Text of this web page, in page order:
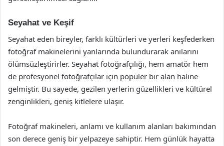
Seyahat ve Keşif
Seyahat eden bireyler, farklı kültürleri ve yerleri keşfederken
fotoğraf makinelerini yanlarında bulundurarak anılarını
ölümsüzleştirirler. Seyahat fotoğrafçılığı, hem amatör hem
de profesyonel fotoğrafçılar için popüler bir alan haline
gelmiştir. Bu sayede, gezilen yerlerin güzellikleri ve kültürel
zenginlikleri, geniş kitlelere ulaşır.
Fotoğraf makineleri, anlamı ve kullanım alanları bakımından
son derece geniş bir yelpazeye sahiptir. Hem günlük hayatta